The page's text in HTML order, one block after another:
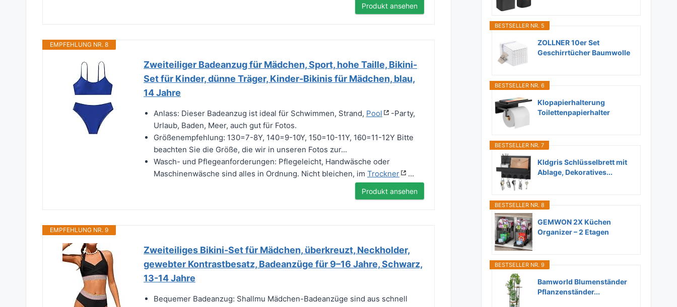
Produkt ansehen
EMPFEHLUNG NR. 8
Zweiteiliger Badeanzug für Mädchen, Sport, hohe Taille, Bikini-
Set für Kinder, dünne Träger, Kinder-Bikinis für Mädchen, blau,
14 Jahre
Anlass: Dieser Badeanzug ist ideal für Schwimmen, Strand, Pool
-Party,
Urlaub, Baden, Meer, auch gut für Fotos.
Größenempfehlung: 130=7-8Y, 140=9-10Y, 150=10-11Y, 160=11-12Y Bitte
beachten Sie die Größe, die wir in unseren Fotos zur...
Wasch- und Pflegeanforderungen: Pflegeleicht, Handwäsche oder
Maschinenwäsche sind alles in Ordnung. Nicht bleichen, im Trockner ...
Produkt ansehen
EMPFEHLUNG NR. 9
Zweiteiliges Bikini-Set für Mädchen, überkreuzt, Neckholder,
gewebter Kontrastbesatz, Badeanzüge für 9–16 Jahre, Schwarz,
13-14 Jahre
Bequemer Badeanzug: Shallmu Mädchen-Badeanzüge sind aus schnell
BESTSELLER NR. 5
ZOLLNER 10er Set
Geschirrtücher Baumwolle
BESTSELLER NR. 6
Klopapierhalterung
Toilettenpapierhalter
BESTSELLER NR. 7
Kldgris Schlüsselbrett mit
Ablage, Dekoratives...
BESTSELLER NR. 8
GEMWON 2X Küchen
Organizer – 2 Etagen
BESTSELLER NR. 9
Bamworld Blumenständer
Pflanzenständer...